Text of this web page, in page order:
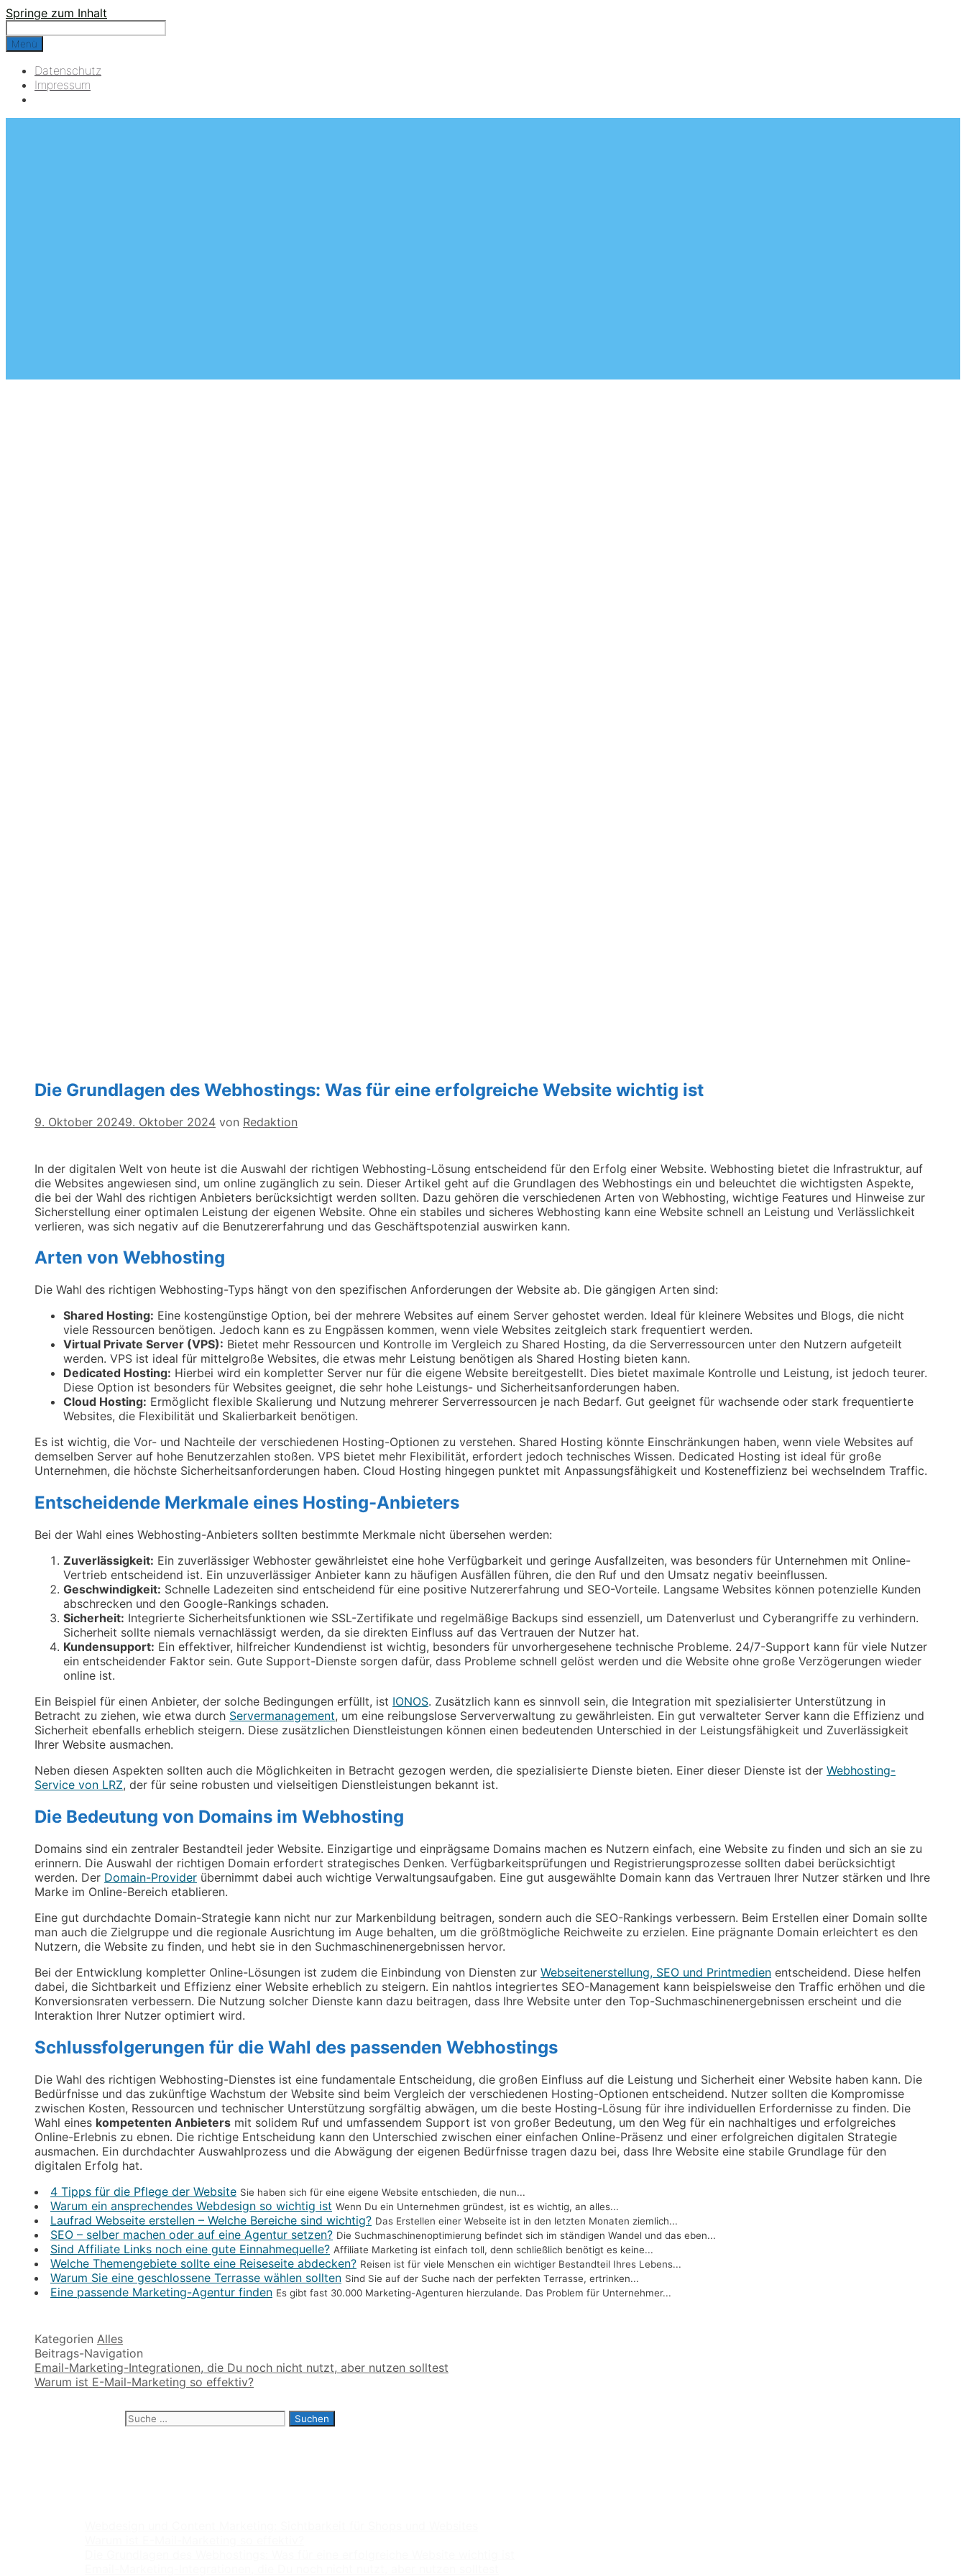
Springe zum Inhalt
Menü
Datenschutz
Impressum
Die Grundlagen des Webhostings: Was für eine erfolgreiche Website wichtig ist
9. Oktober 20249. Oktober 2024 von Redaktion
In der digitalen Welt von heute ist die Auswahl der richtigen Webhosting-Lösung entscheidend für den Erfolg einer Website. Webhosting bietet die Infrastruktur, auf
die Websites angewiesen sind, um online zugänglich zu sein. Dieser Artikel geht auf die Grundlagen des Webhostings ein und beleuchtet die wichtigsten Aspekte,
die bei der Wahl des richtigen Anbieters berücksichtigt werden sollten. Dazu gehören die verschiedenen Arten von Webhosting, wichtige Features und Hinweise zur
Sicherstellung einer optimalen Leistung der eigenen Website. Ohne ein stabiles und sicheres Webhosting kann eine Website schnell an Leistung und Verlässlichkeit
verlieren, was sich negativ auf die Benutzererfahrung und das Geschäftspotenzial auswirken kann.
Arten von Webhosting
Die Wahl des richtigen Webhosting-Typs hängt von den spezifischen Anforderungen der Website ab. Die gängigen Arten sind:
Shared Hosting: Eine kostengünstige Option, bei der mehrere Websites auf einem Server gehostet werden. Ideal für kleinere Websites und Blogs, die nicht
viele Ressourcen benötigen. Jedoch kann es zu Engpässen kommen, wenn viele Websites zeitgleich stark frequentiert werden.
Virtual Private Server (VPS): Bietet mehr Ressourcen und Kontrolle im Vergleich zu Shared Hosting, da die Serverressourcen unter den Nutzern aufgeteilt
werden. VPS ist ideal für mittelgroße Websites, die etwas mehr Leistung benötigen als Shared Hosting bieten kann.
Dedicated Hosting: Hierbei wird ein kompletter Server nur für die eigene Website bereitgestellt. Dies bietet maximale Kontrolle und Leistung, ist jedoch teurer.
Diese Option ist besonders für Websites geeignet, die sehr hohe Leistungs- und Sicherheitsanforderungen haben.
Cloud Hosting: Ermöglicht flexible Skalierung und Nutzung mehrerer Serverressourcen je nach Bedarf. Gut geeignet für wachsende oder stark frequentierte
Websites, die Flexibilität und Skalierbarkeit benötigen.
Es ist wichtig, die Vor- und Nachteile der verschiedenen Hosting-Optionen zu verstehen. Shared Hosting könnte Einschränkungen haben, wenn viele Websites auf
demselben Server auf hohe Benutzerzahlen stoßen. VPS bietet mehr Flexibilität, erfordert jedoch technisches Wissen. Dedicated Hosting ist ideal für große
Unternehmen, die höchste Sicherheitsanforderungen haben. Cloud Hosting hingegen punktet mit Anpassungsfähigkeit und Kosteneffizienz bei wechselndem Traffic.
Entscheidende Merkmale eines Hosting-Anbieters
Bei der Wahl eines Webhosting-Anbieters sollten bestimmte Merkmale nicht übersehen werden:
Zuverlässigkeit: Ein zuverlässiger Webhoster gewährleistet eine hohe Verfügbarkeit und geringe Ausfallzeiten, was besonders für Unternehmen mit Online-
Vertrieb entscheidend ist. Ein unzuverlässiger Anbieter kann zu häufigen Ausfällen führen, die den Ruf und den Umsatz negativ beeinflussen.
Geschwindigkeit: Schnelle Ladezeiten sind entscheidend für eine positive Nutzererfahrung und SEO-Vorteile. Langsame Websites können potenzielle Kunden
abschrecken und den Google-Rankings schaden.
Sicherheit: Integrierte Sicherheitsfunktionen wie SSL-Zertifikate und regelmäßige Backups sind essenziell, um Datenverlust und Cyberangriffe zu verhindern.
Sicherheit sollte niemals vernachlässigt werden, da sie direkten Einfluss auf das Vertrauen der Nutzer hat.
Kundensupport: Ein effektiver, hilfreicher Kundendienst ist wichtig, besonders für unvorhergesehene technische Probleme. 24/7-Support kann für viele Nutzer
ein entscheidender Faktor sein. Gute Support-Dienste sorgen dafür, dass Probleme schnell gelöst werden und die Website ohne große Verzögerungen wieder
online ist.
Ein Beispiel für einen Anbieter, der solche Bedingungen erfüllt, ist IONOS. Zusätzlich kann es sinnvoll sein, die Integration mit spezialisierter Unterstützung in
Betracht zu ziehen, wie etwa durch Servermanagement, um eine reibungslose Serververwaltung zu gewährleisten. Ein gut verwalteter Server kann die Effizienz und
Sicherheit ebenfalls erheblich steigern. Diese zusätzlichen Dienstleistungen können einen bedeutenden Unterschied in der Leistungsfähigkeit und Zuverlässigkeit
Ihrer Website ausmachen.
Neben diesen Aspekten sollten auch die Möglichkeiten in Betracht gezogen werden, die spezialisierte Dienste bieten. Einer dieser Dienste ist der Webhosting-
Service von LRZ, der für seine robusten und vielseitigen Dienstleistungen bekannt ist.
Die Bedeutung von Domains im Webhosting
Domains sind ein zentraler Bestandteil jeder Website. Einzigartige und einprägsame Domains machen es Nutzern einfach, eine Website zu finden und sich an sie zu
erinnern. Die Auswahl der richtigen Domain erfordert strategisches Denken. Verfügbarkeitsprüfungen und Registrierungsprozesse sollten dabei berücksichtigt
werden. Der Domain-Provider übernimmt dabei auch wichtige Verwaltungsaufgaben. Eine gut ausgewählte Domain kann das Vertrauen Ihrer Nutzer stärken und Ihre
Marke im Online-Bereich etablieren.
Eine gut durchdachte Domain-Strategie kann nicht nur zur Markenbildung beitragen, sondern auch die SEO-Rankings verbessern. Beim Erstellen einer Domain sollte
man auch die Zielgruppe und die regionale Ausrichtung im Auge behalten, um die größtmögliche Reichweite zu erzielen. Eine prägnante Domain erleichtert es den
Nutzern, die Website zu finden, und hebt sie in den Suchmaschinenergebnissen hervor.
Bei der Entwicklung kompletter Online-Lösungen ist zudem die Einbindung von Diensten zur Webseitenerstellung, SEO und Printmedien entscheidend. Diese helfen
dabei, die Sichtbarkeit und Effizienz einer Website erheblich zu steigern. Ein nahtlos integriertes SEO-Management kann beispielsweise den Traffic erhöhen und die
Konversionsraten verbessern. Die Nutzung solcher Dienste kann dazu beitragen, dass Ihre Website unter den Top-Suchmaschinenergebnissen erscheint und die
Interaktion Ihrer Nutzer optimiert wird.
Schlussfolgerungen für die Wahl des passenden Webhostings
Die Wahl des richtigen Webhosting-Dienstes ist eine fundamentale Entscheidung, die großen Einfluss auf die Leistung und Sicherheit einer Website haben kann. Die
Bedürfnisse und das zukünftige Wachstum der Website sind beim Vergleich der verschiedenen Hosting-Optionen entscheidend. Nutzer sollten die Kompromisse
zwischen Kosten, Ressourcen und technischer Unterstützung sorgfältig abwägen, um die beste Hosting-Lösung für ihre individuellen Erfordernisse zu finden. Die
Wahl eines kompetenten Anbieters mit solidem Ruf und umfassendem Support ist von großer Bedeutung, um den Weg für ein nachhaltiges und erfolgreiches
Online-Erlebnis zu ebnen. Die richtige Entscheidung kann den Unterschied zwischen einer einfachen Online-Präsenz und einer erfolgreichen digitalen Strategie
ausmachen. Ein durchdachter Auswahlprozess und die Abwägung der eigenen Bedürfnisse tragen dazu bei, dass Ihre Website eine stabile Grundlage für den
digitalen Erfolg hat.
4 Tipps für die Pflege der Website Sie haben sich für eine eigene Website entschieden, die nun...
Warum ein ansprechendes Webdesign so wichtig ist Wenn Du ein Unternehmen gründest, ist es wichtig, an alles...
Laufrad Webseite erstellen – Welche Bereiche sind wichtig? Das Erstellen einer Webseite ist in den letzten Monaten ziemlich...
SEO – selber machen oder auf eine Agentur setzen? Die Suchmaschinenoptimierung befindet sich im ständigen Wandel und das eben...
Sind Affiliate Links noch eine gute Einnahmequelle? Affiliate Marketing ist einfach toll, denn schließlich benötigt es keine...
Welche Themengebiete sollte eine Reiseseite abdecken? Reisen ist für viele Menschen ein wichtiger Bestandteil Ihres Lebens...
Warum Sie eine geschlossene Terrasse wählen sollten Sind Sie auf der Suche nach der perfekten Terrasse, ertrinken...
Eine passende Marketing-Agentur finden Es gibt fast 30.000 Marketing-Agenturen hierzulande. Das Problem für Unternehmer...
Kategorien Alles
Beitrags-Navigation
Email-Marketing-Integrationen, die Du noch nicht nutzt, aber nutzen solltest
Warum ist E-Mail-Marketing so effektiv?